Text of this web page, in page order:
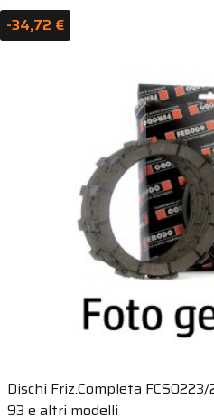
Dischi Friz.Completa
93 e altri modelli
-34,72 €